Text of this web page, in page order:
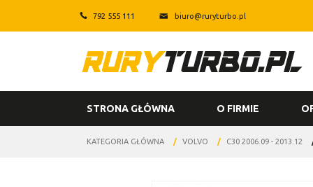
792 555 111 biuro@ruryturbo.pl
STRONA GŁÓWNA O FIRMIE
KATEGORIA GŁÓWNA / VOLVO / C30 2006.09 - 2013.12